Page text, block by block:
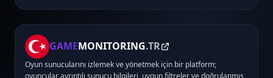
GAMEMONITORING.TR
Oyun sunucularını izlemek ve yönetmek için bir platform;
oyuncular ayrıntılı sunucu bilgileri, uygun filtreler ve doğrulanmış